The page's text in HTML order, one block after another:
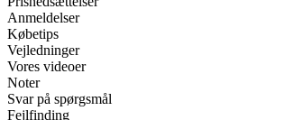
Anmeldelser
Købetips
Vejledninger
Vores videoer
Noter
Svar på spørgsmål
Fejlfinding